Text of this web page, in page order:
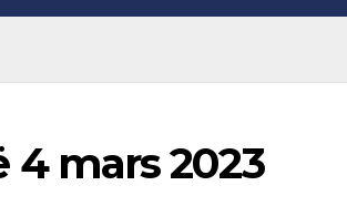
4 mars 2023